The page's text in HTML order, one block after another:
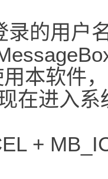
录的用户
本软件
在进入系
+